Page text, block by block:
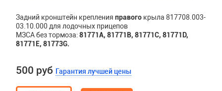
Задний кронштейн крепления правогокрыла 817708.003-
03.10.000 для лодочных прицепов
МЗСА без тормоза:81771A, 81771B, 81771C, 81771D,
81771E, 81773G.
500 руб Гарантия лучшей цены